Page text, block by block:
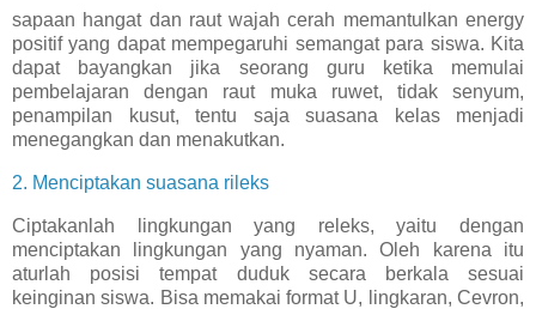
sapaan hangat dan raut wajah cerah memantulkan energy
positif yang dapat mempegaruhi semangat para siswa. Kita
dapat bayangkan jika seorang guru ketika memulai
pembelajaran dengan raut muka ruwet, tidak senyum,
penampilan kusut, tentu saja suasana kelas menjadi
menegangkan dan menakutkan.
2. Menciptakan suasana rileks
Ciptakanlah lingkungan yang releks, yaitu dengan
menciptakan lingkungan yang nyaman. Oleh karena itu
aturlah posisi tempat duduk secara berkala sesuai
keinginan siswa. Bisa memakai format U, lingkaran, Cevron,